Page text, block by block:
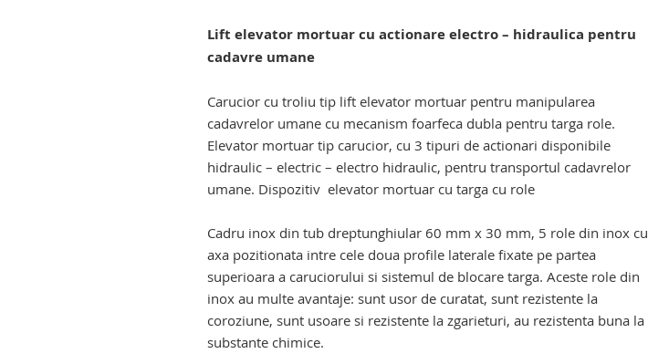
Lift elevator mortuar cu actionare electro – hidraulica pentru
cadavre umane
Carucior cu troliu tip lift elevator mortuar pentru manipularea
cadavrelor umane cu mecanism foarfeca dubla pentru targa role.
Elevator mortuar tip carucior, cu 3 tipuri de actionari disponibile
hidraulic – electric – electro hidraulic, pentru transportul cadavrelor
umane. Dispozitiv elevator mortuar cu targa cu role
Cadru inox din tub dreptunghiular 60 mm x 30 mm, 5 role din inox cu
axa pozitionata intre cele doua profile laterale fixate pe partea
superioara a caruciorului si sistemul de blocare targa. Aceste role din
inox au multe avantaje: sunt usor de curatat, sunt rezistente la
coroziune, sunt usoare si rezistente la zgarieturi, au rezistenta buna la
substante chimice.